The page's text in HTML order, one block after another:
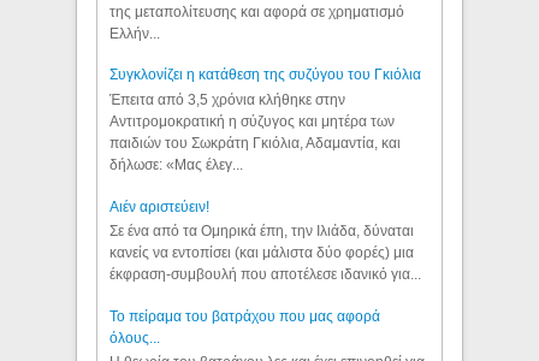
της μεταπολίτευσης και αφορά σε χρηματισμό
Ελλήν...
Συγκλονίζει η κατάθεση της συζύγου του Γκιόλια
Έπειτα από 3,5 χρόνια κλήθηκε στην
Αντιτρομοκρατική η σύζυγος και μητέρα των
παιδιών του Σωκράτη Γκιόλια, Αδαμαντία, και
δήλωσε: «Μας έλεγ...
Aιέν αριστεύειν!
Σε ένα από τα Ομηρικά έπη, την Ιλιάδα, δύναται
κανείς να εντοπίσει (και μάλιστα δύο φορές) μια
έκφραση-συμβουλή που αποτέλεσε ιδανικό για...
Το πείραμα του βατράχου που μας αφορά
όλους...